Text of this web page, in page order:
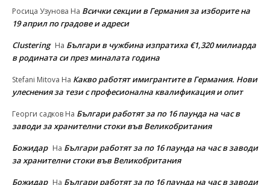
Росица Узунова На Всички секции в Германия за изборите на
19 април по градове и адреси
Clustering На Българи в чужбина изпратиха €1,320 милиарда
в родината си през миналата година
Stefani Mitova На Какво работят имигрантите в Германия. Нови
улеснeния за тези с професионална квалификация и опит
Георги садков На Българи работят за по 16 паунда на час в
заводи за хранителни стоки във Великобритания
Божидар На Българи работят за по 16 паунда на час в заводи
за хранителни стоки във Великобритания
Божидар На Българи работят за по 16 паунда на час в заводи